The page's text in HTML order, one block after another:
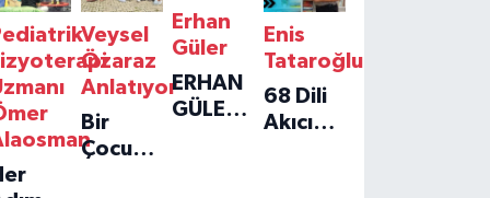
Veysel
Özaraz
Anlatıyor
Bir
Çocuğun
Erhan
Güler
ERHAN
GÜLER'IN
Enis
Tataroğlu
68 Dili
Akıcı